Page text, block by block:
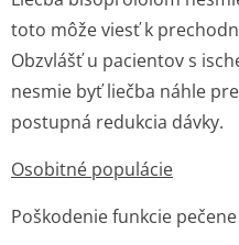
toto môže viesť k
Obzvlášť u pacientov s
nesmie byť liečba náhle
postupná redukcia dávky.
Osobitné populácie
Poškodenie funkcie